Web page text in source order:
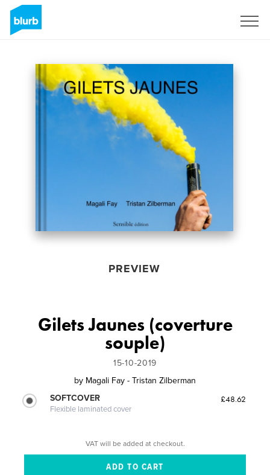
PREVIEW
Gilets Jaunes (coverture
souple)
15-10-2019
by Magali Fay - Tristan Zilberman
SOFTCOVER
Flexible laminated cover
£48.62
VAT will be added at checkout.